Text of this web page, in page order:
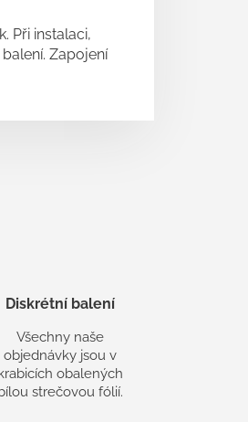
Diskrétní balení
Všechny naše
objednávky jsou v
obalených
strečovou fólií.
Při instalaci,
Zapojení